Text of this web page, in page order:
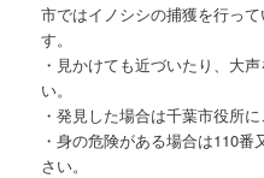
市ではイノシシの捕獲を行っ
す。
・見かけても近づいたり、大
い。
・発見した場合は千葉市役所に
・身の危険がある場合は110
さい。